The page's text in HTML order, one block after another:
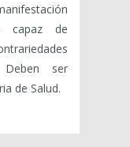
capaz de
ser
de Salud.